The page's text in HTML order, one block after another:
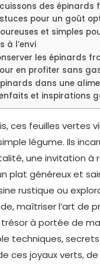
des épinards
pour un goût
et simples
à l’envi
les épinards
en profiter sans
dans une
et inspirations
ces feuilles vertes
légume. Ils
une invitation à
plat généreux et
rustique ou
maîtriser l’art de
à portée de
techniques,
ces joyaux verts,